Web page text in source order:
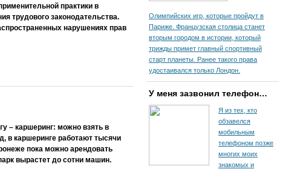
практики в
трудового законодательства.
нарушениях прав
– каршеринг: можно взять в
в каршеринге работают тысячи
пока можно арендовать
вырастет до сотни машин.
Олимпийских игр, которые пройдут в
Париже. Французская столица станет
вторым городом в истории, который
трижды примет главный спортивный
старт планеты. Ранее такого права
удостаивался только Лондон.
У меня зазвонил телефон…
Я из тех, кто
обзавелся
мобильным
телефоном позже
многих моих
знакомых и